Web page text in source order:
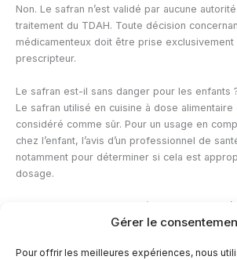
Gérer le
Pour offrir les meilleures expériences, nous
Non. Le safran n’est validé par aucune
traitement du TDAH. Toute décision
médicamenteux doit être prise exclusivement
prescripteur.
Le safran est-il sans danger pour les enfants
Le safran utilisé en cuisine à dose
considéré comme sûr. Pour un usage en
chez l’enfant, l’avis d’un professionnel de
notamment pour déterminer si cela est
dosage.
Peut-on associer le safran à un traitement
ou au pharmacien, qui pourront évaluer les